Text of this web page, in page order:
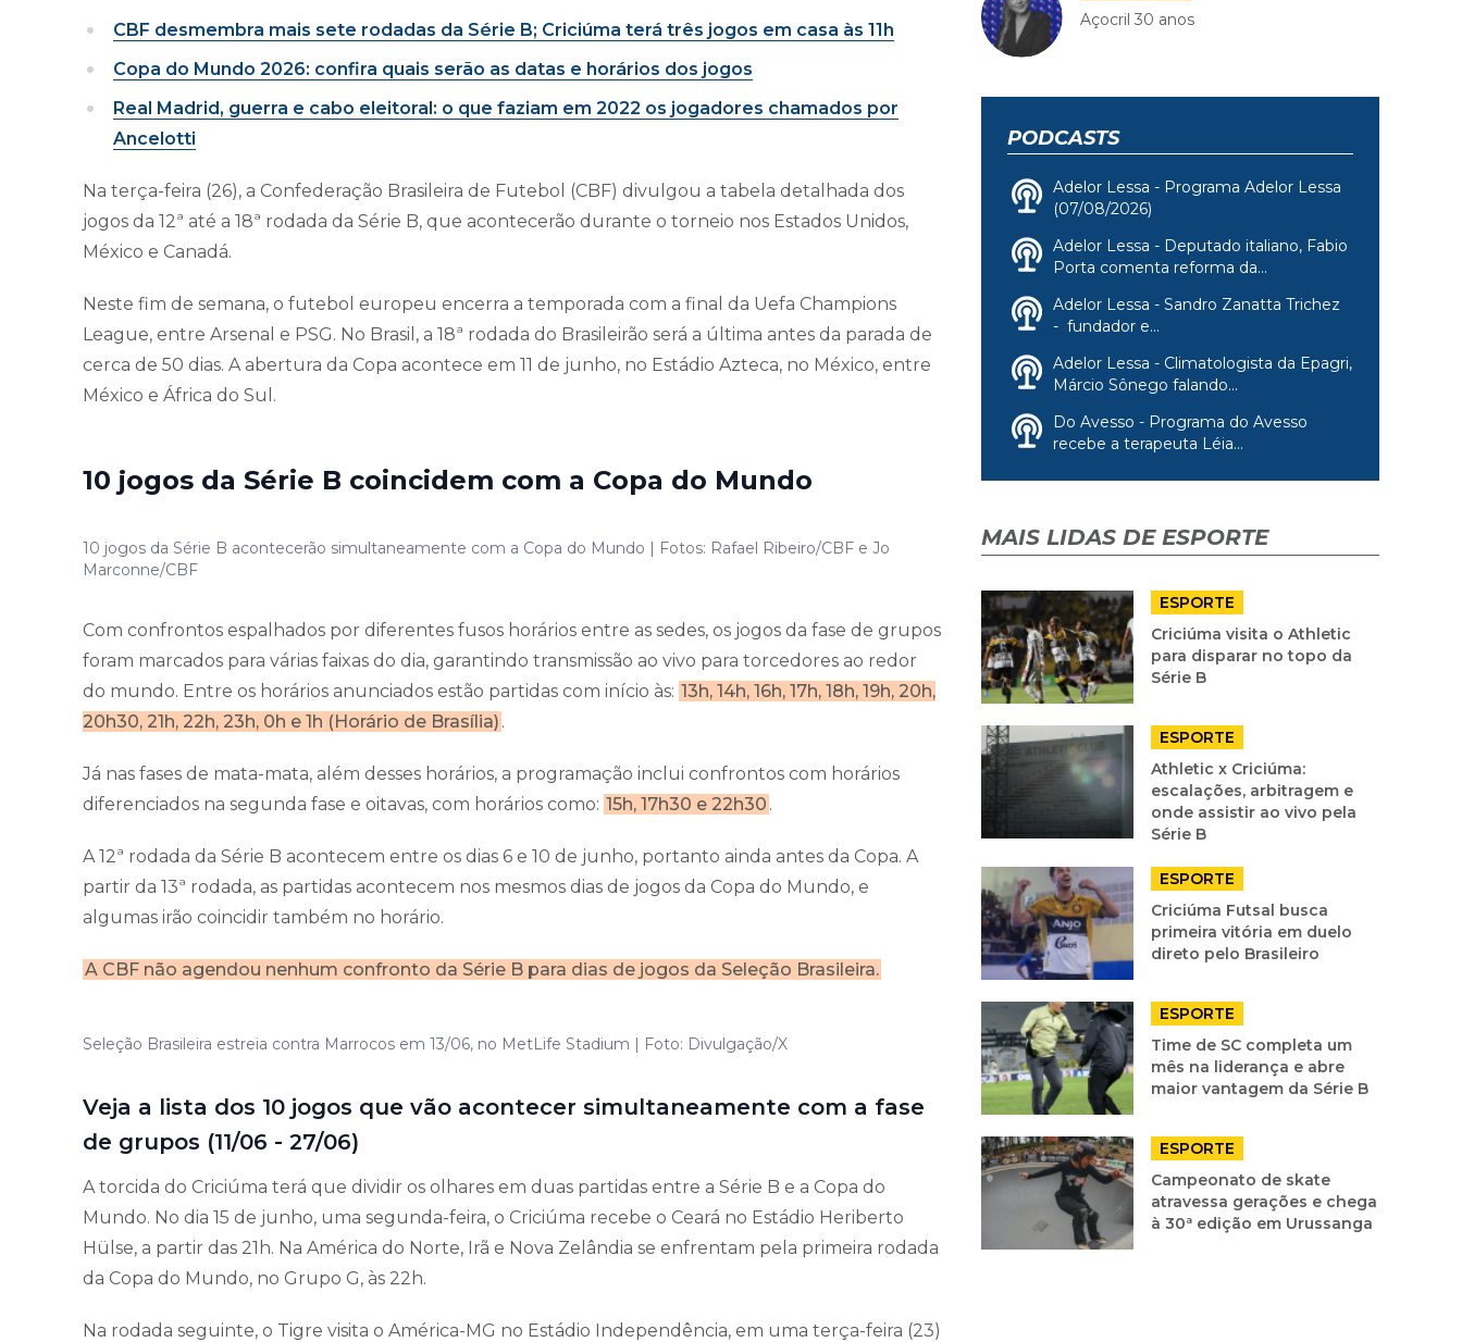
CBF desmembra mais sete rodadas da Série B; Criciúma terá três jogos em casa às 11h
Copa do Mundo 2026: confira quais serão as datas e horários dos jogos
Real Madrid, guerra e cabo eleitoral: o que faziam em 2022 os jogadores chamados por
Ancelotti
Na terça-feira (26), a Confederação Brasileira de Futebol (CBF) divulgou a tabela detalhada dos
jogos da 12ª até a 18ª rodada da Série B, que acontecerão durante o torneio nos Estados Unidos,
México e Canadá.
Neste fim de semana, o futebol europeu encerra a temporada com a final da Uefa Champions
League, entre Arsenal e PSG. No Brasil, a 18ª rodada do Brasileirão será a última antes da parada de
cerca de 50 dias. A abertura da Copa acontece em 11 de junho, no Estádio Azteca, no México, entre
México e África do Sul.
10 jogos da Série B coincidem com a Copa do Mundo
10 jogos da Série B acontecerão simultaneamente com a Copa do Mundo | Fotos: Rafael Ribeiro/CBF e Jo
Marconne/CBF
Com confrontos espalhados por diferentes fusos horários entre as sedes, os jogos da fase de grupos
foram marcados para várias faixas do dia, garantindo transmissão ao vivo para torcedores ao redor
do mundo. Entre os horários anunciados estão partidas com início às: 13h, 14h, 16h, 17h, 18h, 19h, 20h,
20h30, 21h, 22h, 23h, 0h e 1h (Horário de Brasília) .
Já nas fases de mata-mata, além desses horários, a programação inclui confrontos com horários
diferenciados na segunda fase e oitavas, com horários como: 15h, 17h30 e 22h30 .
A 12ª rodada da Série B acontecem entre os dias 6 e 10 de junho, portanto ainda antes da Copa. A
partir da 13ª rodada, as partidas acontecem nos mesmos dias de jogos da Copa do Mundo, e
algumas irão coincidir também no horário.
A CBF não agendou nenhum confronto da Série B para dias de jogos da Seleção Brasileira.
Seleção Brasileira estreia contra Marrocos em 13/06, no MetLife Stadium | Foto: Divulgação/X
Veja a lista dos 10 jogos que vão acontecer simultaneamente com a fase
de grupos (11/06 - 27/06)
A torcida do Criciúma terá que dividir os olhares em duas partidas entre a Série B e a Copa do
Mundo. No dia 15 de junho, uma segunda-feira, o Criciúma recebe o Ceará no Estádio Heriberto
Hülse, a partir das 21h. Na América do Norte, Irã e Nova Zelândia se enfrentam pela primeira rodada
da Copa do Mundo, no Grupo G, às 22h.
Na rodada seguinte, o Tigre visita o América-MG no Estádio Independência, em uma terça-feira (23)
Açocril 30 anos
PODCASTS
Adelor Lessa - Programa Adelor Lessa
(07/08/2026)
Adelor Lessa - Deputado italiano, Fabio
Porta comenta reforma da...
Adelor Lessa - Sandro Zanatta Trichez
- fundador e...
Adelor Lessa - Climatologista da Epagri,
Márcio Sônego falando...
Do Avesso - Programa do Avesso
recebe a terapeuta Léia...
MAIS LIDAS DE ESPORTE
ESPORTE
Criciúma visita o Athletic
para disparar no topo da
Série B
ESPORTE
Athletic x Criciúma:
escalações, arbitragem e
onde assistir ao vivo pela
Série B
ESPORTE
Criciúma Futsal busca
primeira vitória em duelo
direto pelo Brasileiro
ESPORTE
Time de SC completa um
mês na liderança e abre
maior vantagem da Série B
ESPORTE
Campeonato de skate
atravessa gerações e chega
à 30ª edição em Urussanga